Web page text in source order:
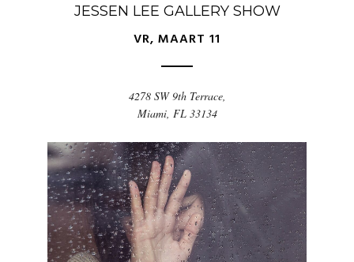
JESSEN LEE GALLERY SHOW
VR, MAART 11
4278 SW 9th Terrace,
Miami, FL 33134